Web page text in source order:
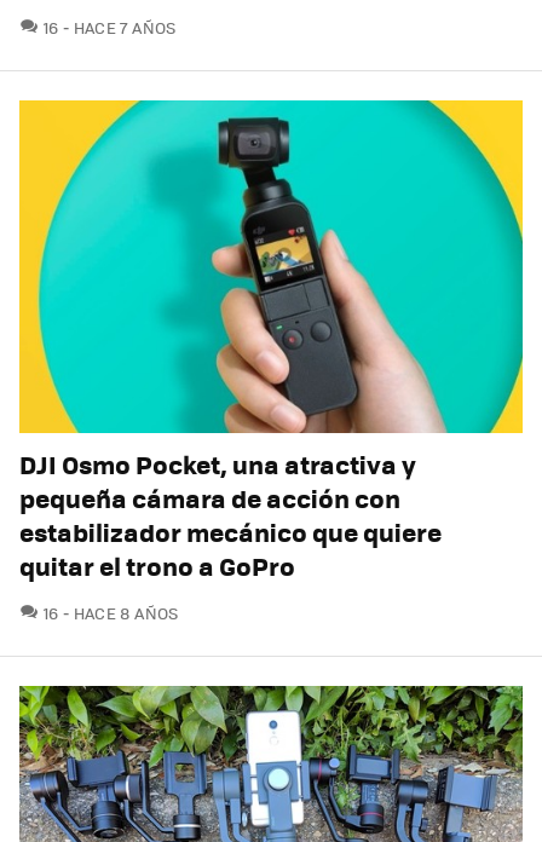
16 COMENTARIOS
HACE 7 AÑOS
DJI Osmo Pocket, una atractiva y
pequeña cámara de acción con
estabilizador mecánico que quiere
quitar el trono a GoPro
16 COMENTARIOS
HACE 8 AÑOS